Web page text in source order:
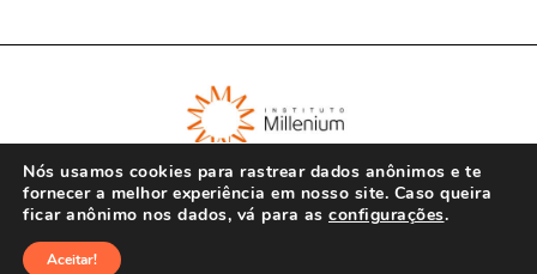
Nós usamos cookies para rastrear dados anônimos e te
fornecer a melhor experiência em nosso site. Caso queira
ficar anônimo nos dados, vá para as configurações.
Aceitar!